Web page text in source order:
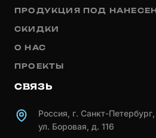
ПРОДУКЦИЯ ПОД
СКИДКИ
О НАС
ПРОЕКТЫ
СВЯЗЬ
Россия, г. Санкт-Петербург,
ул. Боровая, д. 116